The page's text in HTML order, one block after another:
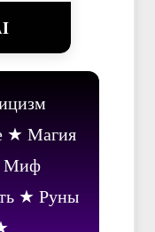
Магия
Миф
Руны